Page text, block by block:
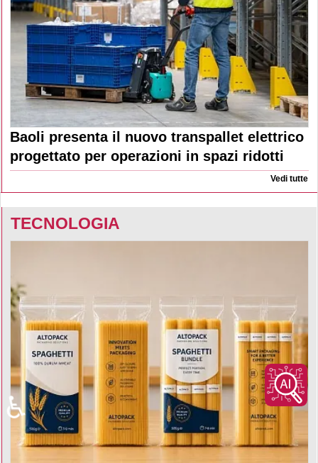
Baoli presenta il nuovo transpallet elettrico
progettato per operazioni in spazi ridotti
Vedi tutte
TECNOLOGIA